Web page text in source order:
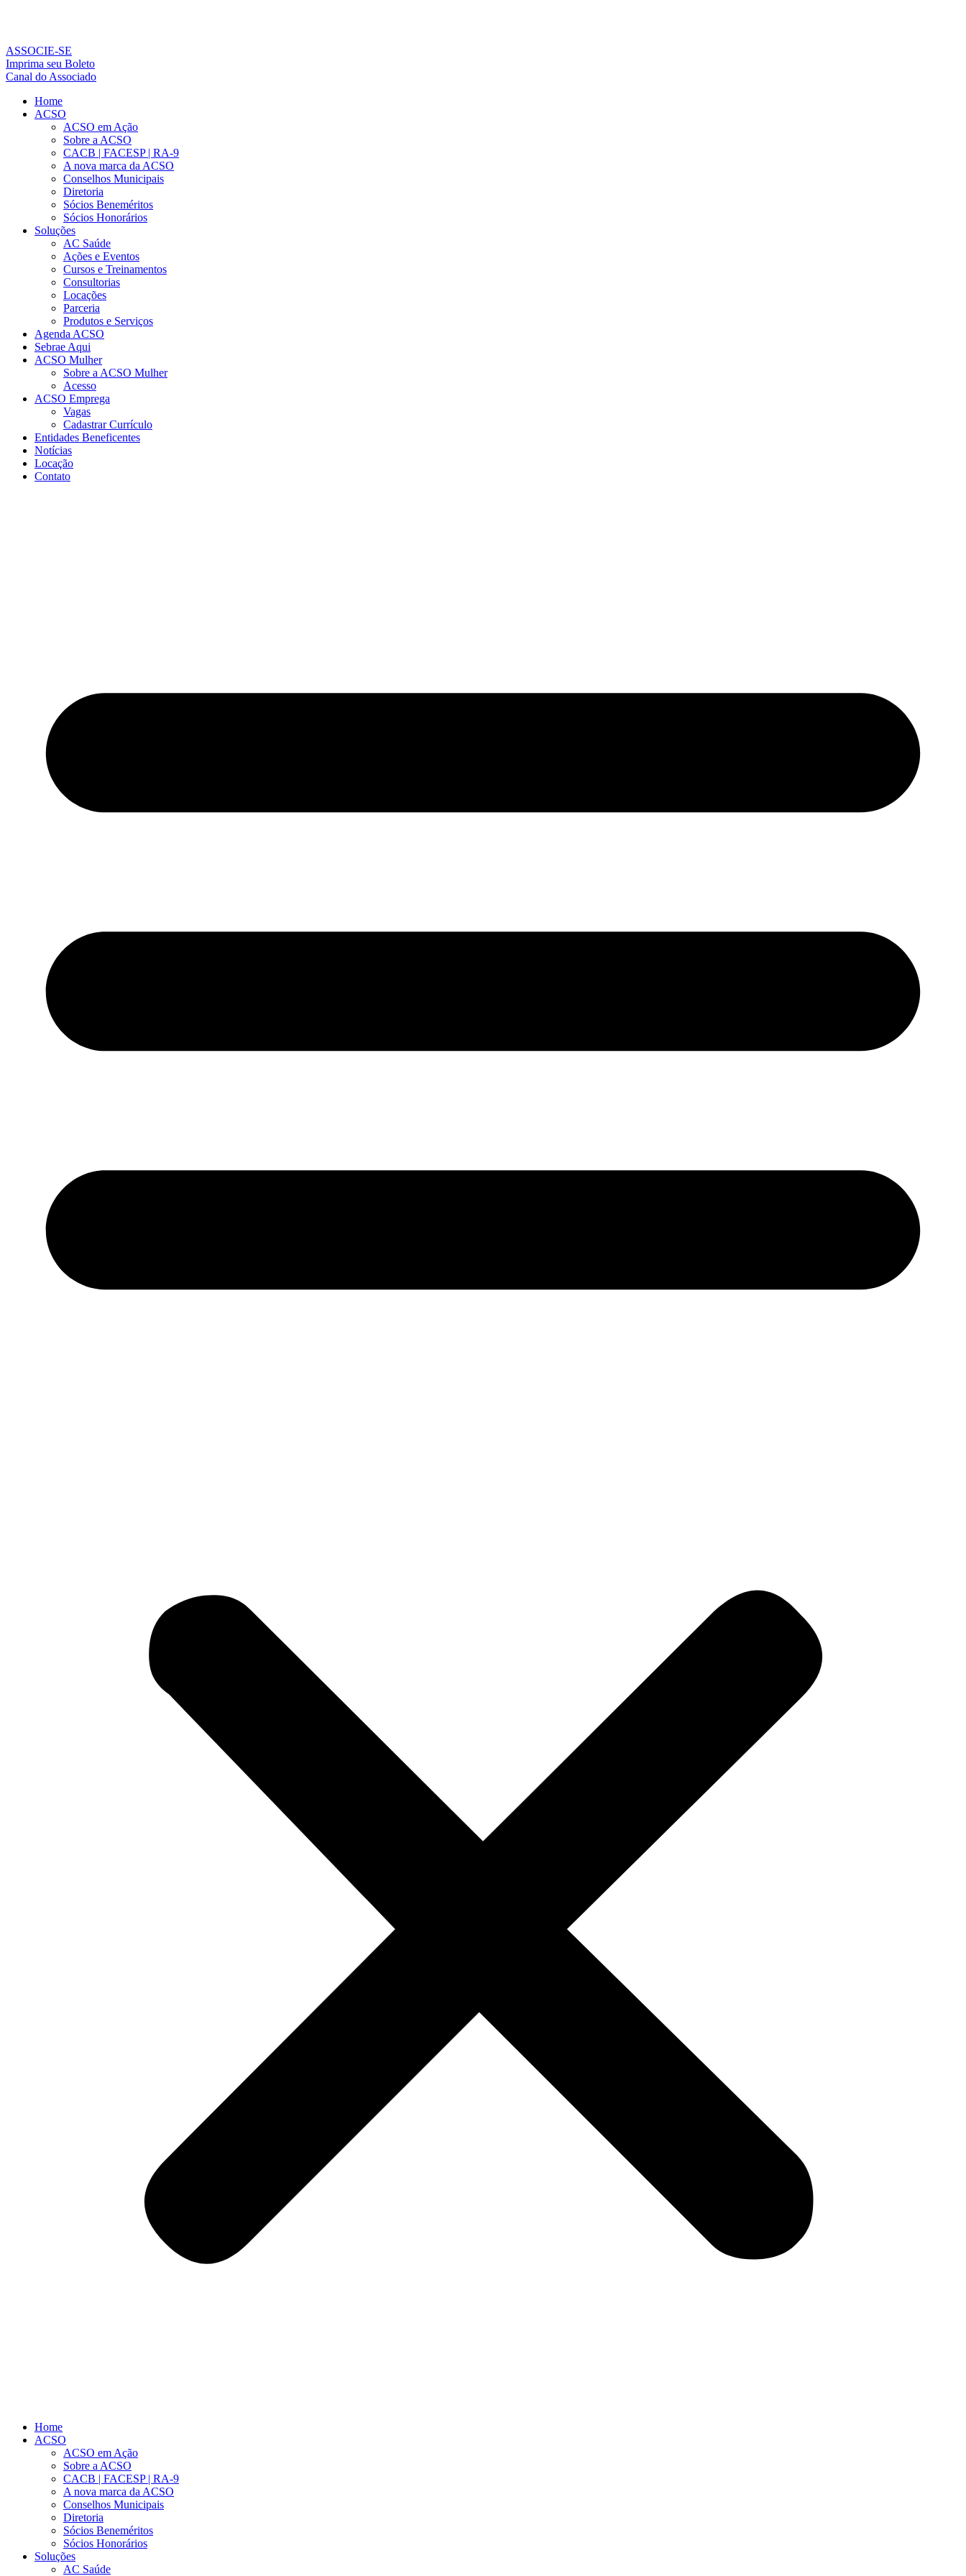
conteúdo
ASSOCIE-SE
Imprima seu Boleto
Canal do Associado
Home
ACSO
ACSO em Ação
Sobre a ACSO
CACB | FACESP | RA-9
A nova marca da ACSO
Conselhos Municipais
Diretoria
Sócios Beneméritos
Sócios Honorários
Soluções
AC Saúde
Ações e Eventos
Cursos e Treinamentos
Consultorias
Locações
Parceria
Produtos e Serviços
Agenda ACSO
Sebrae Aqui
ACSO Mulher
Sobre a ACSO Mulher
Acesso
ACSO Emprega
Vagas
Cadastrar Currículo
Entidades Beneficentes
Notícias
Locação
Contato
Home
ACSO
ACSO em Ação
Sobre a ACSO
CACB | FACESP | RA-9
A nova marca da ACSO
Conselhos Municipais
Diretoria
Sócios Beneméritos
Sócios Honorários
Soluções
AC Saúde